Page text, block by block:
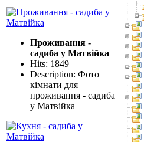
Проживання -
садиба у Матвійка
Hits: 1849
Description: Фото
кімнати для
проживання - садиба
у Матвійка